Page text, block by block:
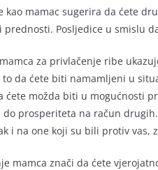
kao mamac sugerira da ćete
prednosti. Posljedice u smislu
za privlačenje ribe
to da ćete biti namamljeni u
ćete možda biti u mogućnosti
do prosperiteta na račun
i na one koji su bili protiv vas,
mamca znači da ćete